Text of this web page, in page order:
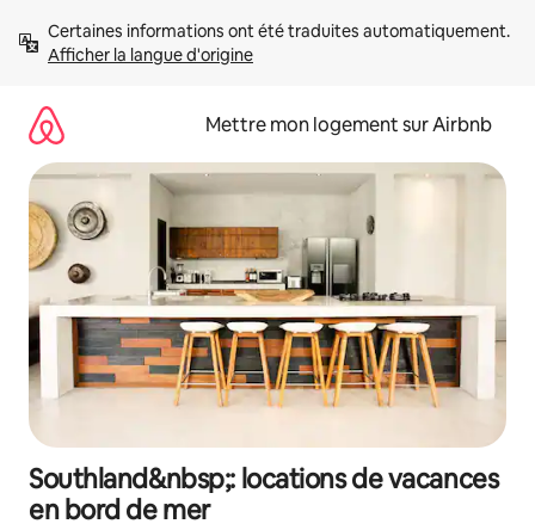
directement
Afficher la langue d'origine
Mettre mon logement sur Airbnb
Southland&nbsp;: locations de vacances
en bord de mer